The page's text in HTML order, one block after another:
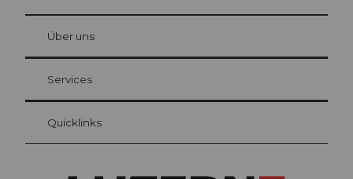
Gästekarte Luzern
Ihre Vorteile als Übernachtungsgast
at Bre
Über uns
Services
Quicklinks